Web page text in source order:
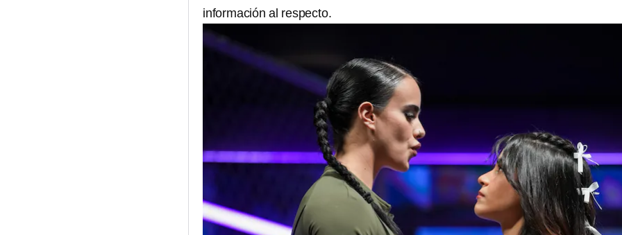
información al respecto.